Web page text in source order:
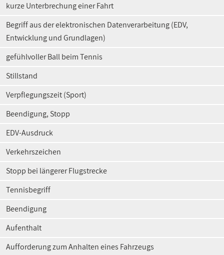
kurze Unterbrechung einer Fahrt
Begriff aus der elektronischen Datenverarbeitung (EDV,
Entwicklung und Grundlagen)
gefühlvoller Ball beim Tennis
Stillstand
Verpflegungszeit (Sport)
Beendigung, Stopp
EDV-Ausdruck
Verkehrszeichen
Stopp bei längerer Flugstrecke
Tennisbegriff
Beendigung
Aufenthalt
Aufforderung zum Anhalten eines Fahrzeugs